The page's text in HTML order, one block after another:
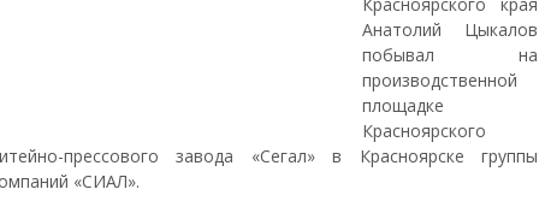
Анатолий Цыкалов
побывал на
производственной
площадке
Красноярского
прессового завода «Сегал» в Красноярске группы
«СИАЛ».